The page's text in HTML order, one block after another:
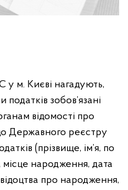
у м. Києві нагадують,
зобов’язані
відомості про
Державного реєстру
(прізвище, ім’я, по
місце народження, дата
про народження,